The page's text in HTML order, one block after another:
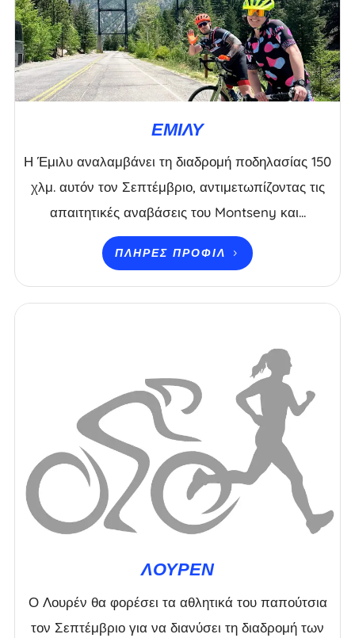
ΈΜΙΛΥ
Η Έμιλυ αναλαμβάνει τη διαδρομή ποδηλασίας 150
χλμ. αυτόν τον Σεπτέμβριο, αντιμετωπίζοντας τις
απαιτητικές αναβάσεις του Montseny και...
ΠΛΉΡΕΣ ΠΡΟΦΊΛ
ΛΟΥΡΈΝ
Ο Λουρέν θα φορέσει τα αθλητικά του παπούτσια
τον Σεπτέμβριο για να διανύσει τη διαδρομή των